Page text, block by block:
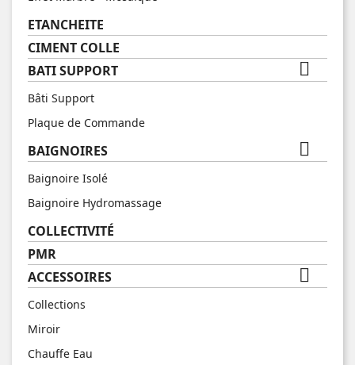
ETANCHEITE
CIMENT COLLE
BATI SUPPORT

Bâti Support
Plaque de Commande
BAIGNOIRES 
Baignoire Isolé
Baignoire Hydromassage
COLLECTIVITÉ
PMR
ACCESSOIRES

Collections
Miroir
Chauffe Eau